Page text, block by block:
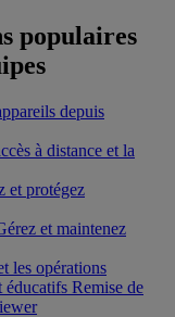
populaires
depuis
à distance et la
et protégez
et maintenez
les opérations
éducatifs Remise de